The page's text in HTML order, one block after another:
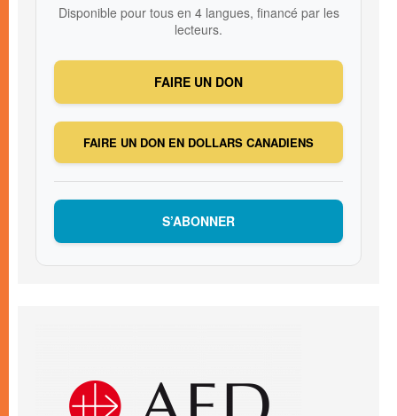
Disponible pour tous en 4 langues, financé par les
lecteurs.
FAIRE UN DON
FAIRE UN DON EN DOLLARS CANADIENS
S’ABONNER